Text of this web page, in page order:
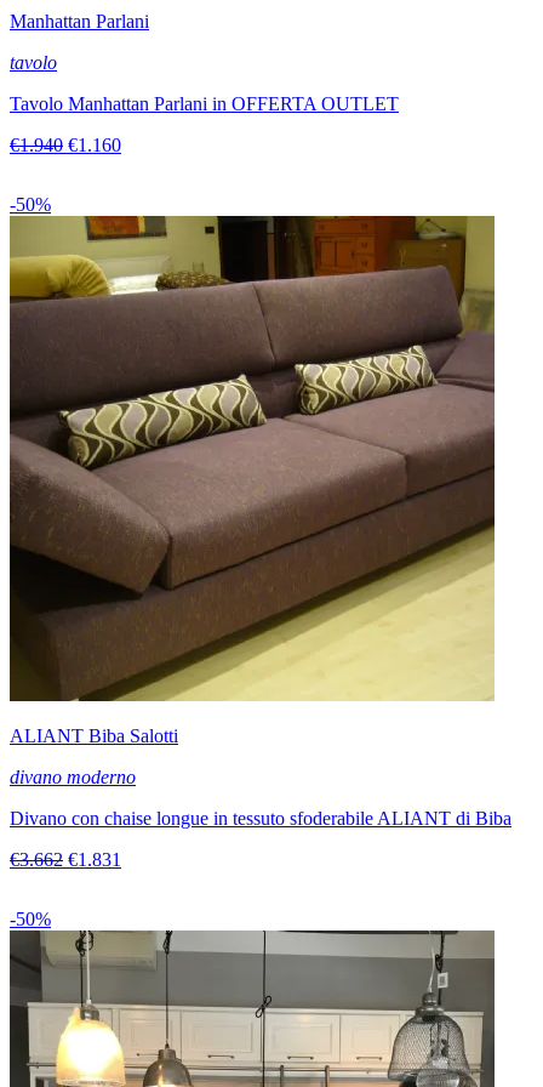
Manhattan Parlani
tavolo
Tavolo Manhattan Parlani in OFFERTA OUTLET
€1.940 €1.160
-50%
ALIANT Biba Salotti
divano moderno
Divano con chaise longue in tessuto sfoderabile ALIANT di Biba
€3.662 €1.831
-50%